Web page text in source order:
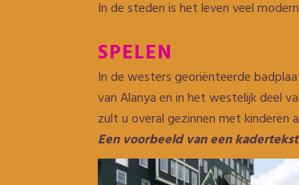
In de steden is het leven veel
SPELEN
In de westers georiënteerde
van Alanya en in het westelijk deel
zult u overal gezinnen met kinderen
Een voorbeeld van een